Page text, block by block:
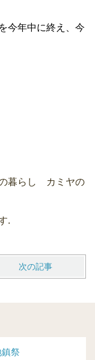
今年中に終え、今
暮らし カミヤの
.
次の記事
祭